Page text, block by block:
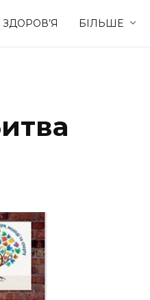
ЗДОРОВ’Я БІЛЬШЕ